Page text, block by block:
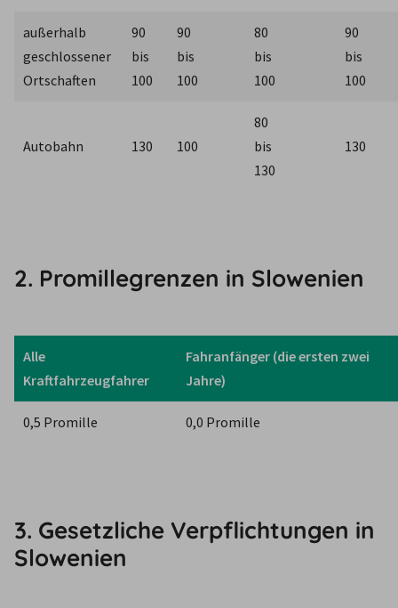
außerhalb
geschlossener
Ortschaften
90
bis
100
90
bis
100
80
bis
100
90
bis
100
Autobahn 130 100
80
bis
130
130
2. Promillegrenzen in Slowenien
Alle
Kraftfahrzeugfahrer
Fahranfänger (die ersten zwei
Jahre)
0,5 Promille 0,0 Promille
3. Gesetzliche Verpflichtungen in
Slowenien